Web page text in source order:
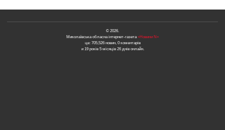
© 2026.
Миколаївська обласна інтернет-газета«Новини N»
це: 705,526 новин, 0 коментарів
и 19 років 5 місяців 26 днів онлайн.